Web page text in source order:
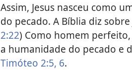
Assim, Jesus nasceu como
do pecado. A Bíblia diz sobre
2:22) Como homem
a humanidade do pecado e
Timóteo 2:5, 6.